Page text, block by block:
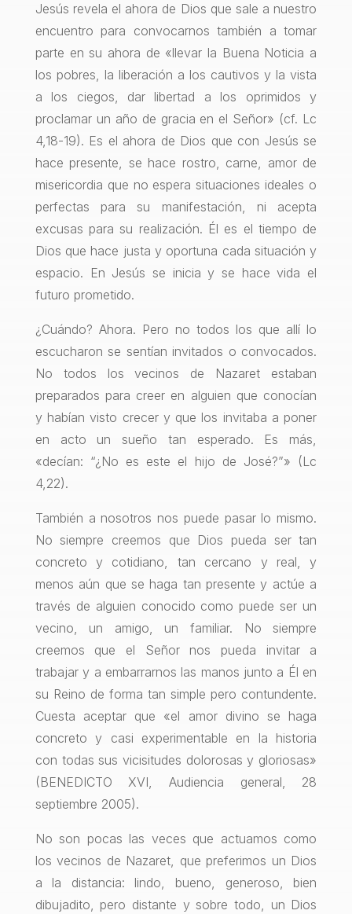
Jesús revela el ahora de Dios que sale a nuestro
encuentro para convocarnos también a tomar
parte en su ahora de «llevar la Buena Noticia a
los pobres, la liberación a los cautivos y la vista
a los ciegos, dar libertad a los oprimidos y
proclamar un año de gracia en el Señor» (cf. Lc
4,18-19). Es el ahora de Dios que con Jesús se
hace presente, se hace rostro, carne, amor de
misericordia que no espera situaciones ideales o
perfectas para su manifestación, ni acepta
excusas para su realización. Él es el tiempo de
Dios que hace justa y oportuna cada situación y
espacio. En Jesús se inicia y se hace vida el
futuro prometido.
¿Cuándo? Ahora. Pero no todos los que allí lo
escucharon se sentían invitados o convocados.
No todos los vecinos de Nazaret estaban
preparados para creer en alguien que conocían
y habían visto crecer y que los invitaba a poner
en acto un sueño tan esperado. Es más,
«decían: “¿No es este el hijo de José?”» (Lc
4,22).
También a nosotros nos puede pasar lo mismo.
No siempre creemos que Dios pueda ser tan
concreto y cotidiano, tan cercano y real, y
menos aún que se haga tan presente y actúe a
través de alguien conocido como puede ser un
vecino, un amigo, un familiar. No siempre
creemos que el Señor nos pueda invitar a
trabajar y a embarrarnos las manos junto a Él en
su Reino de forma tan simple pero contundente.
Cuesta aceptar que «el amor divino se haga
concreto y casi experimentable en la historia
con todas sus vicisitudes dolorosas y gloriosas»
(BENEDICTO XVI, Audiencia general, 28
septiembre 2005).
No son pocas las veces que actuamos como
los vecinos de Nazaret, que preferimos un Dios
a la distancia: lindo, bueno, generoso, bien
dibujadito, pero distante y sobre todo, un Dios